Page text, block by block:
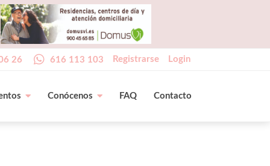
26 616 113 103 Registrarse Login
Conócenos FAQ Contacto